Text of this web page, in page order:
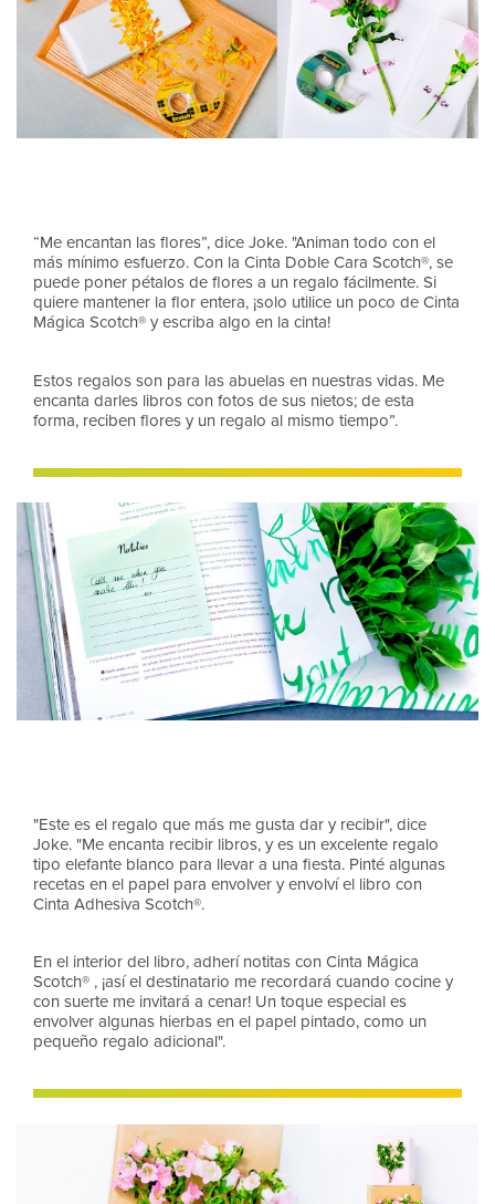
“Me encantan las flores”, dice Joke. "Animan todo con el
más mínimo esfuerzo. Con la Cinta Doble Cara Scotch®, se
puede poner pétalos de flores a un regalo fácilmente. Si
quiere mantener la flor entera, ¡solo utilice un poco de Cinta
Mágica Scotch® y escriba algo en la cinta!
Estos regalos son para las abuelas en nuestras vidas. Me
encanta darles libros con fotos de sus nietos; de esta
forma, reciben flores y un regalo al mismo tiempo”.
"Este es el regalo que más me gusta dar y recibir", dice
Joke. "Me encanta recibir libros, y es un excelente regalo
tipo elefante blanco para llevar a una fiesta. Pinté algunas
recetas en el papel para envolver y envolví el libro con
Cinta Adhesiva Scotch®.
En el interior del libro, adherí notitas con Cinta Mágica
Scotch® , ¡así el destinatario me recordará cuando cocine y
con suerte me invitará a cenar! Un toque especial es
envolver algunas hierbas en el papel pintado, como un
pequeño regalo adicional".